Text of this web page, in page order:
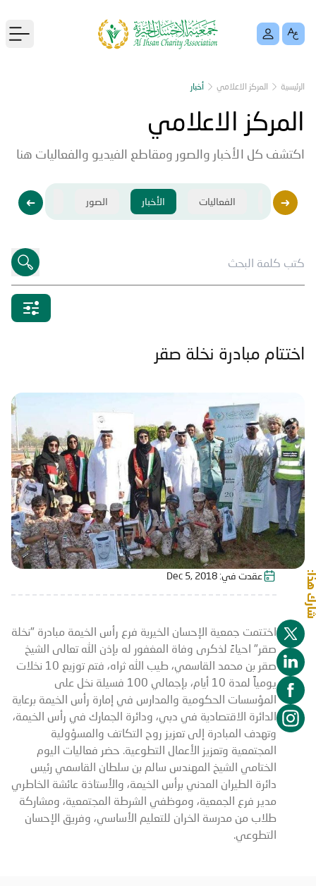
الرئيسية المركز الاعلامي أخبار
المركز الاعلامي
اكتشف كل الأخبار والصور ومقاطع الفيديو والفعاليات هنا
فيديو الفعاليات الأخبار الصور فيديو
اختتام مبادرة نخلة صقر
شارك هذا: عقدت في: Dec 5, 2018
اختتمت جمعية الإحسان الخيرية فرع رأس الخيمة مبادرة "نخلة
صقر" احياءً لذكرى وفاة المغفور له بإذن الله تعالى الشيخ
صقر بن محمد القاسمي، طيب الله ثراه، فتم توزيع 10 نخلات
يومياً لمدة 10 أيام، بإجمالي 100 فسيلة نخل على
المؤسسات الحكومية والمدارس في إمارة رأس الخيمة برعاية
الدائرة الاقتصادية في دبي، ودائرة الجمارك في رأس الخيمة،
وتهدف المبادرة إلى تعزيز روح التكاتف والمسؤولية
المجتمعية وتعزيز الأعمال التطوعية. حضر فعاليات اليوم
الختامي الشيخ المهندس سالم بن سلطان القاسمي رئيس
دائرة الطيران المدني برأس الخيمة، والأستاذة عائشة الخاطري
مدير فرع الجمعية، وموظفي الشرطة المجتمعية، ومشاركة
طلاب من مدرسة الخران للتعليم الأساسي، وفريق الإحسان
التطوعي.